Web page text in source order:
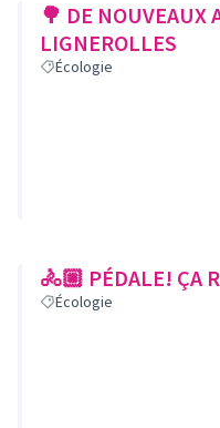
🌳 DE NOUVEAUX
LIGNEROLLES
Écologie
🚴🏼
Écologie